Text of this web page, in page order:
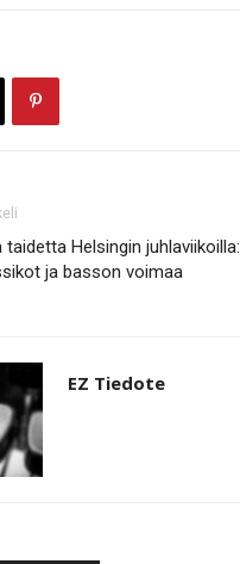
Helsingin juhlaviikoilla:
ja basson voimaa
EZ Tiedote